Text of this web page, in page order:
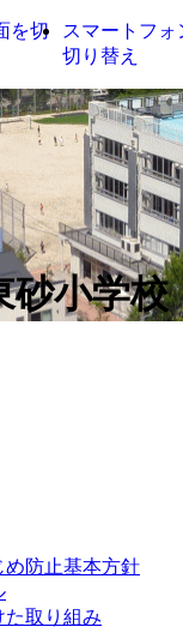
を切
スマートフ
切り替え
砂小学校
防止基本方針
た取り組み